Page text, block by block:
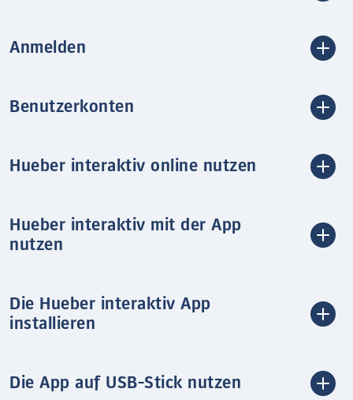
Anmelden
Benutzerkonten
Hueber interaktiv online nutzen
Hueber interaktiv mit der App
nutzen
Die Hueber interaktiv App
installieren
Die App auf USB-Stick nutzen